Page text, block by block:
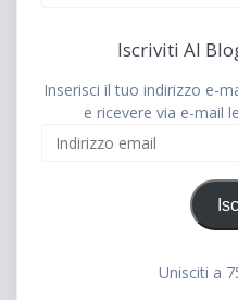
Iscriviti Al
Inserisci il tuo indirizzo e-
e ricevere via e-mail
Unisciti a